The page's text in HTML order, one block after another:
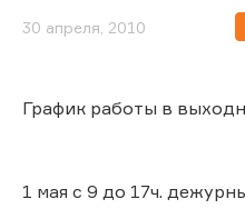
30 апреля, 2010
График работы в
1 мая с 9 до 17ч.